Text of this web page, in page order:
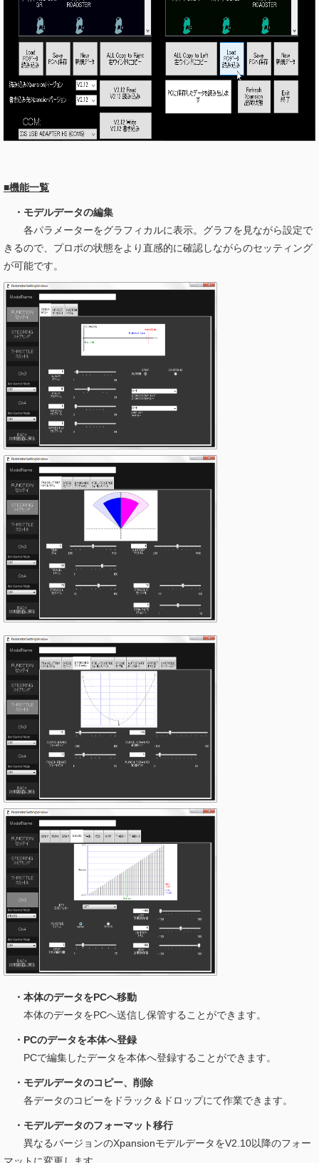
■機能一覧
・モデルデータの編集
各パラメーターをグラフィカルに表示。グラフを見ながら設定で
きるので、プロポの状態をより直感的に確認しながらのセッティング
が可能です。
・本体のデータをPCへ移動
本体のデータをPCへ送信し保管することができます。
・PCのデータを本体へ登録
PCで編集したデータを本体へ登録することができます。
・モデルデータのコピー、削除
各データのコピーをドラック＆ドロップにて作業できます。
・モデルデータのフォーマット移行
異なるバージョンのXpansionモデルデータをV2.10以降のフォー